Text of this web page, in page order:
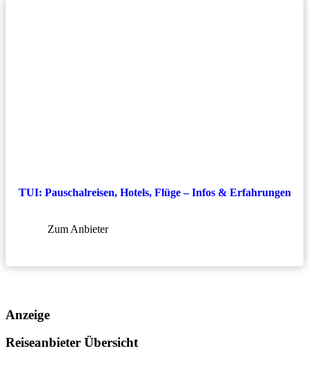
TUI: Pauschalreisen, Hotels, Flüge – Infos & Erfahrungen
Zum Anbieter
Anzeige
Reiseanbieter Übersicht